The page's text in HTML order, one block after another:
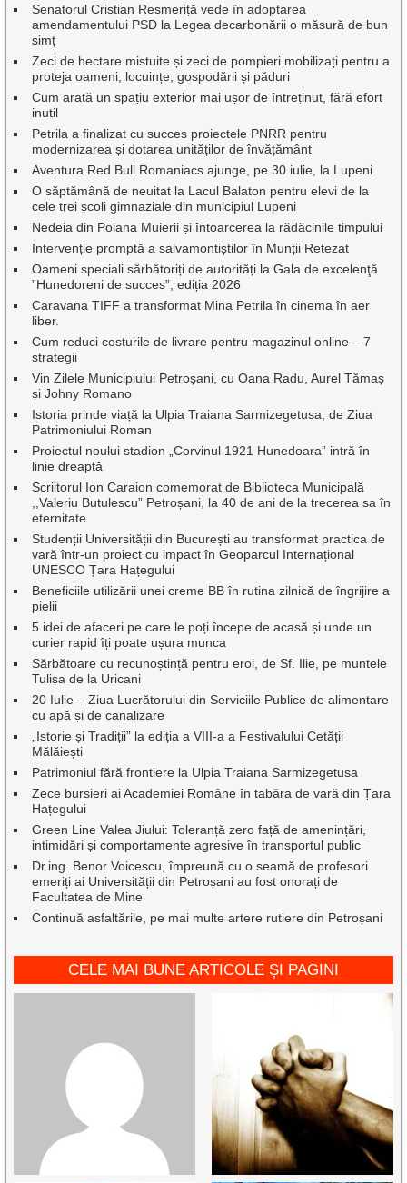
Senatorul Cristian Resmeriță vede în adoptarea
amendamentului PSD la Legea decarbonării o măsură de bun
simț
Zeci de hectare mistuite și zeci de pompieri mobilizați pentru a
proteja oameni, locuințe, gospodării și păduri
Cum arată un spațiu exterior mai ușor de întreținut, fără efort
inutil
Petrila a finalizat cu succes proiectele PNRR pentru
modernizarea și dotarea unităților de învățământ
Aventura Red Bull Romaniacs ajunge, pe 30 iulie, la Lupeni
O săptămână de neuitat la Lacul Balaton pentru elevi de la
cele trei școli gimnaziale din municipiul Lupeni
Nedeia din Poiana Muierii și întoarcerea la rădăcinile timpului
Intervenție promptă a salvamontiștilor în Munții Retezat
Oameni speciali sărbătoriți de autorități la Gala de excelenţă
”Hunedoreni de succes”, ediția 2026
Caravana TIFF a transformat Mina Petrila în cinema în aer
liber.
Cum reduci costurile de livrare pentru magazinul online – 7
strategii
Vin Zilele Municipiului Petroșani, cu Oana Radu, Aurel Tămaș
și Johny Romano
Istoria prinde viață la Ulpia Traiana Sarmizegetusa, de Ziua
Patrimoniului Roman
Proiectul noului stadion „Corvinul 1921 Hunedoara” intră în
linie dreaptă
Scriitorul Ion Caraion comemorat de Biblioteca Municipală
,,Valeriu Butulescu” Petroșani, la 40 de ani de la trecerea sa în
eternitate
Studenții Universității din București au transformat practica de
vară într-un proiect cu impact în Geoparcul Internațional
UNESCO Țara Hațegului
Beneficiile utilizării unei creme BB în rutina zilnică de îngrijire a
pielii
5 idei de afaceri pe care le poți începe de acasă și unde un
curier rapid îți poate ușura munca
Sărbătoare cu recunoștință pentru eroi, de Sf. Ilie, pe muntele
Tulișa de la Uricani
20 Iulie – Ziua Lucrătorului din Serviciile Publice de alimentare
cu apă și de canalizare
„Istorie și Tradiții” la ediția a VIII-a a Festivalului Cetății
Mălăiești
Patrimoniul fără frontiere la Ulpia Traiana Sarmizegetusa
Zece bursieri ai Academiei Române în tabăra de vară din Țara
Hațegului
Green Line Valea Jiului: Toleranță zero față de amenințări,
intimidări și comportamente agresive în transportul public
Dr.ing. Benor Voicescu, împreună cu o seamă de profesori
emeriți ai Universității din Petroșani au fost onorați de
Facultatea de Mine
Continuă asfaltările, pe mai multe artere rutiere din Petroșani
CELE MAI BUNE ARTICOLE ȘI PAGINI